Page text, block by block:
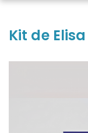
Kit de Elisa